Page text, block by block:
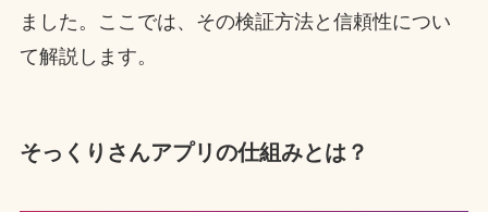
ました。ここでは、その検証方法と信頼性につい
て解説します。
そっくりさんアプリの仕組みとは？